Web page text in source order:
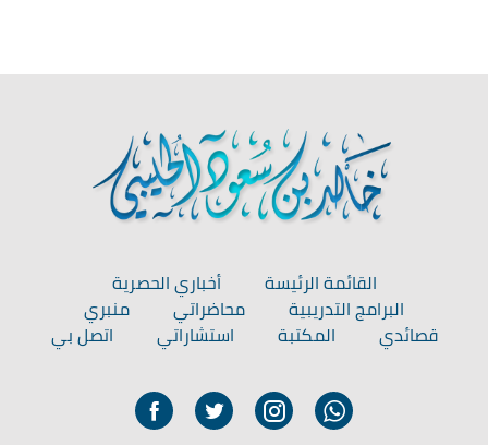
القائمة الرئيسة
أخباري الحصرية
البرامج التدريبية
محاضراتي
منبري
قصائدي
المكتبة استشاراتي اتصل بي